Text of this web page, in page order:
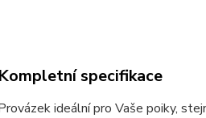
Kompletní specifikace
ideální pro Vaše poiky,